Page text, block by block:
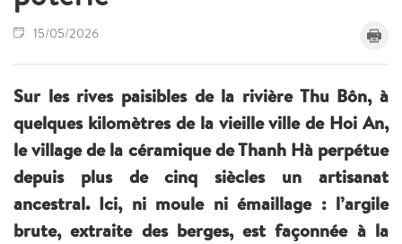
15/05/2026
Sur les rives paisibles de la rivière Thu Bôn, à
quelques kilomètres de la vieille ville de Hoi An,
le village de la céramique de Thanh Hà perpétue
depuis plus de cinq siècles un artisanat
ancestral. Ici, ni moule ni émaillage : l’argile
brute, extraite des berges, est façonnée à la